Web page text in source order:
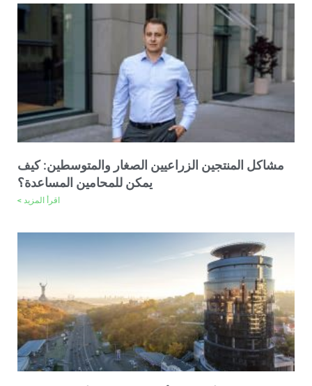
مشاكل المنتجين الزراعيين الصغار والمتوسطين: كيف
يمكن للمحامين المساعدة؟
اقرأ المزيد >